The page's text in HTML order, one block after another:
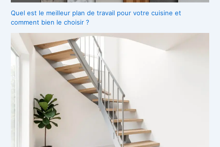
Quel est le meilleur plan de travail pour votre cuisine et
comment bien le choisir ?